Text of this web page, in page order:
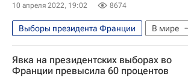
10 апреля 2022, 19:02 8674
Выборы президента Франции
В мире
Франция
Явка на президентских выборах во
Франции превысила 60 процентов